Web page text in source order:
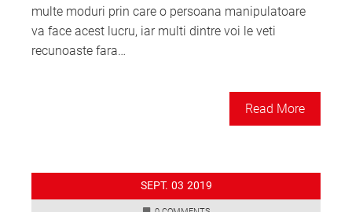
multe moduri prin care o persoana manipulatoare
va face acest lucru, iar multi dintre voi le veti
recunoaste fara…
Read More
SEPT. 03 2019